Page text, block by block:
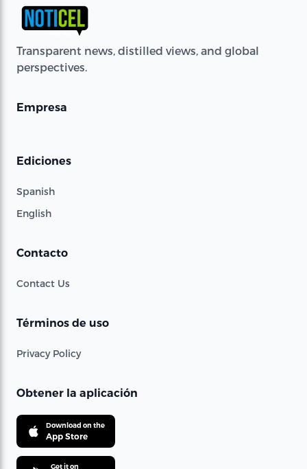
Transparent news, distilled views, and global
perspectives.
Empresa
Ediciones
Spanish
English
Contacto
Contact Us
Términos de uso
Privacy Policy
Obtener la aplicación
Download on the
App Store
Get it on